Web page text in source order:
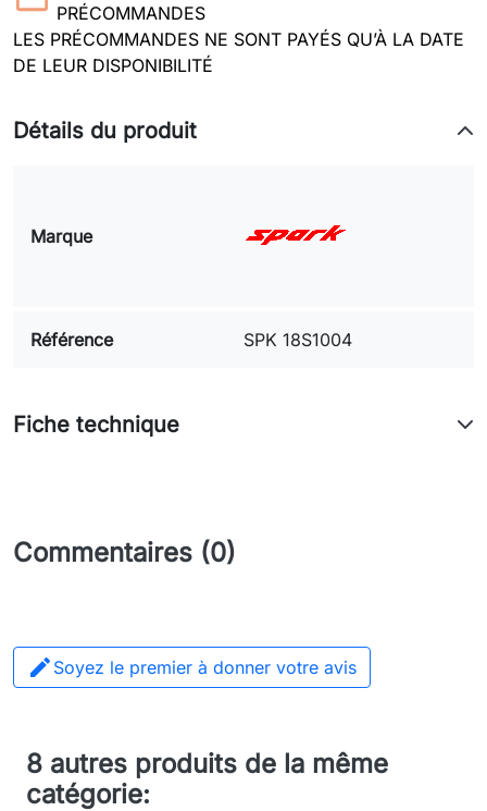
PRÉCOMMANDES
LES PRÉCOMMANDES NE SONT PAYÉS QU’À LA DATE
DE LEUR DISPONIBILITÉ
Détails du produit
Marque
Référence SPK 18S1004
Fiche technique
Commentaires (0)
 Soyez le premier à donner votre avis
8 autres produits de la même
catégorie: